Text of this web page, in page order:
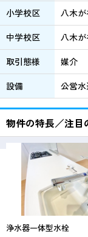
小学校区
八木が
中学校区
八木が
取引態様
媒介
設備
公営
物件の特長／注目
浄水器一体型水栓